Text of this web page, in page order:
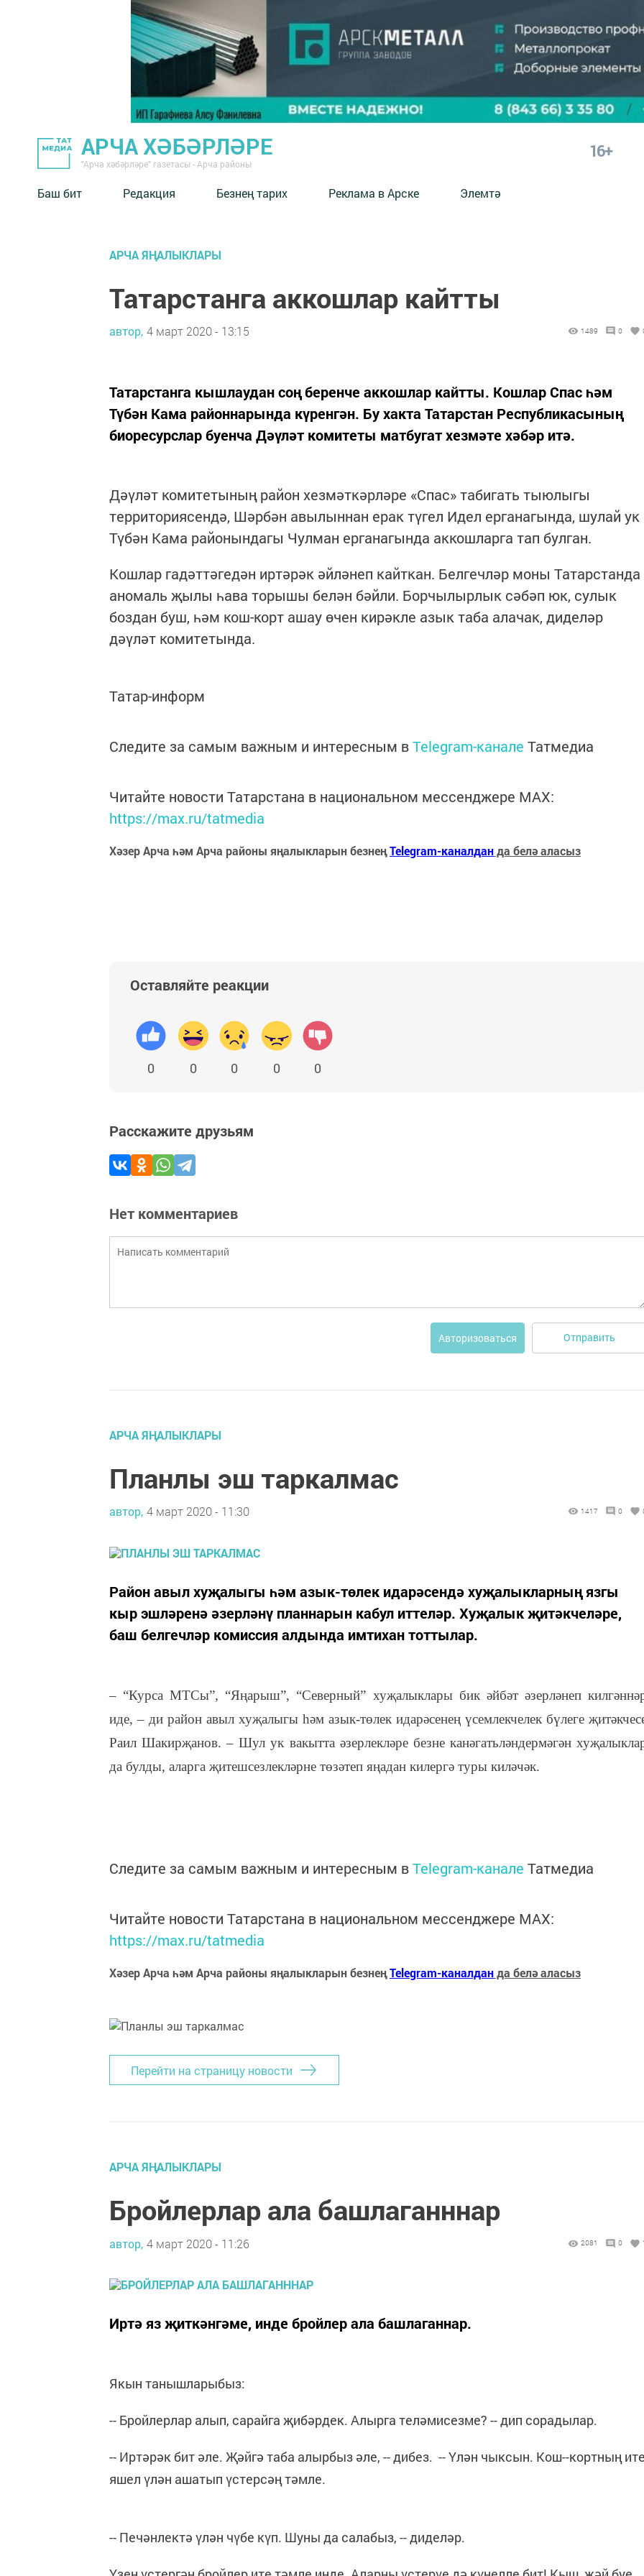
АРЧА ХӘБӘРЛӘРЕ
"Арча хәбәрләре" газетасы - Арча районы
16+
Баш бит Редакция Безнең тарих Реклама в Арске Элемтә
АРЧА ЯҢАЛЫКЛАРЫ
Татарстанга аккошлар кайтты
автор, 4 март 2020 - 13:15 1489 0
Татарстанга кышлаудан соң беренче аккошлар кайтты. Кошлар Спас һәм
Түбән Кама районнарында күренгән. Бу хакта Татарстан Республикасының
биоресурслар буенча Дәүләт комитеты матбугат хезмәте хәбәр итә.
Дәүләт комитетының район хезмәткәрләре «Спас» табигать тыюлыгы
территориясендә, Шәрбән авылыннан ерак түгел Идел ерганагында, шулай ук
Түбән Кама районындагы Чулман ерганагында аккошларга тап булган.
Кошлар гадәттәгедән иртәрәк әйләнеп кайткан. Белгечләр моны Татарстанда
аномаль җылы һава торышы белән бәйли. Борчылырлык сәбәп юк, сулык
боздан буш, һәм кош-корт ашау өчен кирәкле азык таба алачак, диделәр
дәүләт комитетында.
Татар-информ
Следите за самым важным и интересным вTelegram-канале Татмедиа
Читайте новости Татарстана в национальном мессенджере MАХ:
https://max.ru/tatmedia
Хәзер Арча һәм Арча районы яңалыкларын безнеңTelegram-каналданда белә аласыз
Оставляйте реакции
0 0 0 0 0
Расскажите друзьям
Нет комментариев
Авторизоваться Отправить
АРЧА ЯҢАЛЫКЛАРЫ
Планлы эш таркалмас
автор, 4 март 2020 - 11:30 1417 0
Район авыл хуҗалыгы һәм азык-төлек идарәсендә хуҗалыкларның язгы
кыр эшләренә әзерләнү планнарын кабул иттеләр. Хуҗалык җитәкчеләре,
баш белгечләр комиссия алдында имтихан тоттылар.
– “Курса МТСы”, “Яңарыш”, “Северный” хуҗалыклары бик әйбәт әзерләнеп
иде, – ди район авыл хуҗалыгы һәм азык-төлек идарәсенең үсемлекчелек бүлеге
Раил Шакирҗанов. – Шул ук вакытта әзерлекләре безне канәгатьләндермәгән
да булды, аларга җитешсезлекләрне төзәтеп яңадан килергә туры киләчәк.
Следите за самым важным и интересным вTelegram-канале Татмедиа
Читайте новости Татарстана в национальном мессенджере MАХ:
https://max.ru/tatmedia
Хәзер Арча һәм Арча районы яңалыкларын безнеңTelegram-каналданда белә аласыз
Перейти на страницу новости
АРЧА ЯҢАЛЫКЛАРЫ
Бройлерлар ала башлаганннар
автор, 4 март 2020 - 11:26 2081 0
Иртә яз җиткәнгәме, инде бройлер ала башлаганнар.
Якын танышларыбыз:
-- Бройлерлар алып, сарайга җибәрдек. Алырга теләмисезме? -- дип сорадылар.
-- Иртәрәк бит әле. Җәйгә таба алырбыз әле, -- дибез. -- Үлән чыксын. Кош--кортның
яшел үлән ашатып үстерсәң тәмле.
-- Печәнлектә үлән чүбе күп. Шуны да салабыз, -- диделәр.